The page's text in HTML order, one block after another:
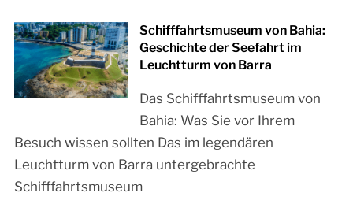
Schifffahrtsmuseum von Bahia:
Geschichte der Seefahrt im
Leuchtturm von Barra
Das Schifffahrtsmuseum von
Bahia: Was Sie vor Ihrem
Besuch wissen sollten Das im legendären
Leuchtturm von Barra untergebrachte
Schifffahrtsmuseum